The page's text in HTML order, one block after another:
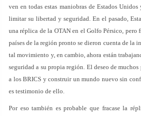
ven en todas estas maniobras de Estados
limitar su libertad y seguridad. En el pasado,
una réplica de la OTAN en el Golfo Pérsico, pero
países de la región pronto se dieron cuenta de la
tal movimiento y, en cambio, ahora están
seguridad a su propia región. El deseo de
a los BRICS y construir un mundo nuevo sin
es testimonio de ello.
Por eso también es probable que fracase la